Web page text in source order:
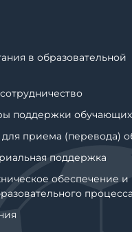
в образовательной
поддержки
для приема (перевода)
поддержка
обеспечение и
процесса